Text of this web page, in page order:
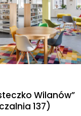
Wilanów”
137)